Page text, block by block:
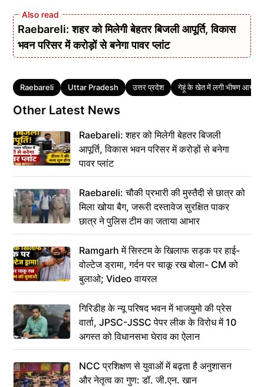
Raebareli: शहर को मिलेगी बेहतर बिजली आपूर्ति, विकास
भवन परिसर में करोड़ों से बनेगा पावर प्लांट
Tags
Raebareli Uttar Pradesh उत्तर प्रदेश गेहूं के खेत में लगी भीषण आग
Other Latest News
Raebareli: शहर को मिलेगी बेहतर बिजली
आपूर्ति, विकास भवन परिसर में करोड़ों से बनेगा
पावर प्लांट
Raebareli: चौकी प्रभारी की मुस्तैदी से छात्र को
मिला खोया बैग, जरूरी दस्तावेज सुरक्षित पाकर
छात्र ने पुलिस टीम का जताया आभार
Ramgarh में सिस्टम के खिलाफ सड़क पर हाई-
वोल्टेज ड्रामा, गर्दन पर चाकू रख बोला- CM को
बुलाओ; Video वायरल
गिरिडीह के न्यू परिषद भवन में भाजयुमो की प्रेस
वार्ता, JPSC-JSSC पेपर लीक के विरोध में 10
अगस्त को विधानसभा घेराव का ऐलान
NCC प्रशिक्षण से युवाओं में बढ़ता है अनुशासन
और नेतृत्व का गुण: डॉ. जी.एन. खान